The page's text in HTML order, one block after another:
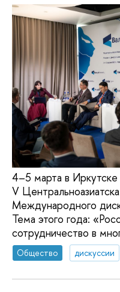
4–5 марта в Иркутске
V
Международного
Тема этого года:
сотрудничество в
Общество дискуссии